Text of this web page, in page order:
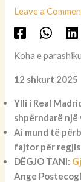
Leave a
Koha e
12 shkurt 2025
Ylli i Real
shpërndarë
Ai mund të
fajtor për
DËGJO TANI:
Ange